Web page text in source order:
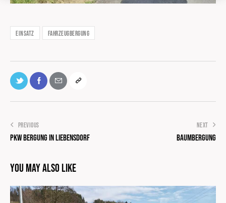
Einsatz Fahrzeugbergung
PREVIOUS
PKW Bergung in Liebensdorf
NEXT
Baumbergung
You May Also Like